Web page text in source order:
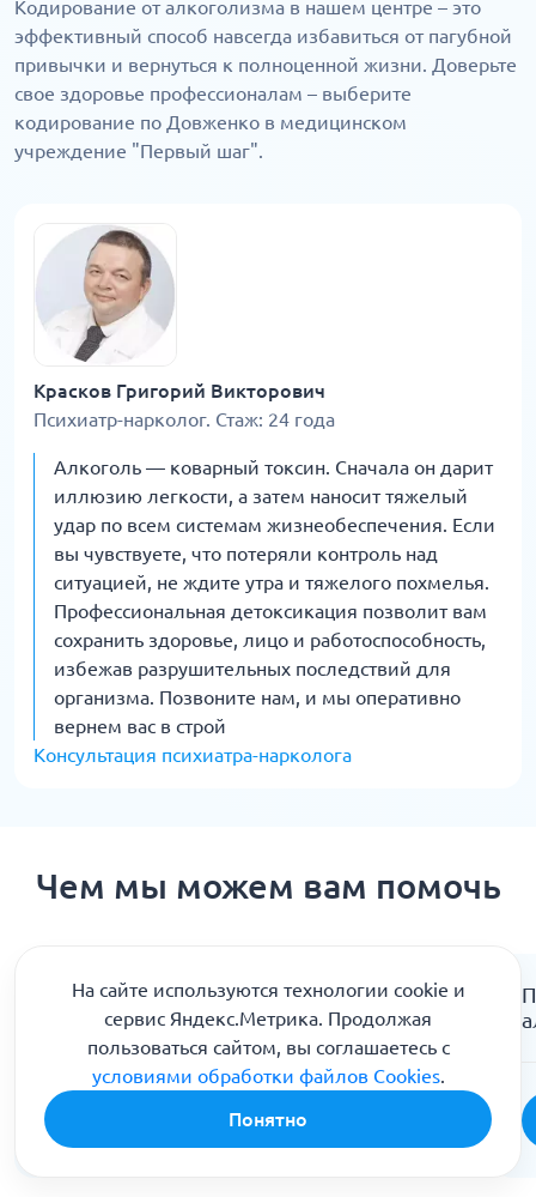
Кодирование от алкоголизма в нашем центре – это
эффективный способ навсегда избавиться от пагубной
привычки и вернуться к полноценной жизни. Доверьте
свое здоровье профессионалам – выберите
кодирование по Довженко в медицинском
учреждение "Первый шаг".
Красков Григорий Викторович
Психиатр-нарколог. Стаж: 24 года
Алкоголь — коварный токсин. Сначала он дарит
иллюзию легкости, а затем наносит тяжелый
удар по всем системам жизнеобеспечения. Если
вы чувствуете, что потеряли контроль над
ситуацией, не ждите утра и тяжелого похмелья.
Профессиональная детоксикация позволит вам
сохранить здоровье, лицо и работоспособность,
избежав разрушительных последствий для
организма. Позвоните нам, и мы оперативно
вернем вас в строй
Консультация психиатра-нарколога
Чем мы можем вам помочь
Кодирование от алкоголизма
Двойной блок
Подробнее
На сайте используются технологии cookie и
сервис Яндекс.Метрика. Продолжая
пользоваться сайтом, вы соглашаетесь с
условиями обработки файлов Cookies.
Понятно